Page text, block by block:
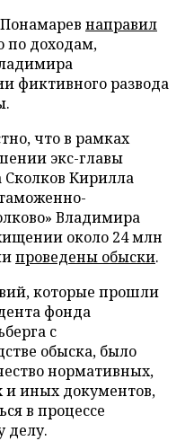
направил
по доходам,
фиктивного развода
что в рамках
экс-главы
Сколков Кирилла
Владимира
около 24 млн
проведены обыски.
которые прошли
фонда
с
обыска, было
нормативных,
и иных документов,
в процессе
делу.